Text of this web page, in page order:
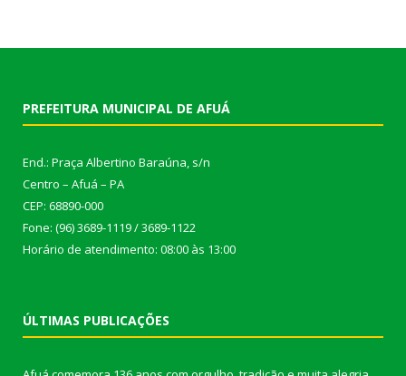
PREFEITURA MUNICIPAL DE AFUÁ
End.: Praça Albertino Baraúna, s/n
Centro – Afuá – PA
CEP: 68890-000
Fone: (96) 3689-1119 / 3689-1122
Horário de atendimento: 08:00 às 13:00
ÚLTIMAS PUBLICAÇÕES